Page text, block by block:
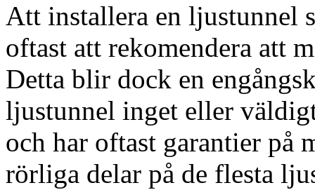
Att installera en ljustunnel
oftast att rekomendera att
Detta blir dock en
ljustunnel inget eller
och har oftast garantier på
rörliga delar på de flesta